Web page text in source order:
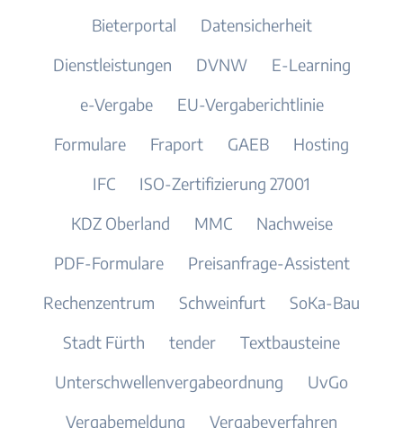
Bieterportal
Datensicherheit
Dienstleistungen
DVNW
E-Learning
e-Vergabe
EU-Vergaberichtlinie
Formulare
Fraport GAEB
Hosting
IFC
ISO-Zertifizierung 27001
KDZ Oberland
MMC
Nachweise
PDF-Formulare
Preisanfrage-Assistent
Rechenzentrum
Schweinfurt
SoKa-Bau
Stadt Fürth
tender
Textbausteine
Unterschwellenvergabeordnung
UvGo
Vergabemeldung
Vergabeverfahren